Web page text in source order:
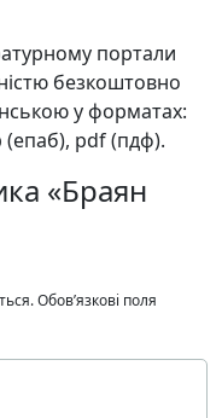
портали
безкоштовно
у форматах:
pdf (пдф).
«Браян
Обов’язкові поля